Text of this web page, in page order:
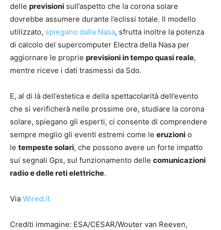
delle previsioni sull’aspetto che la corona solare
dovrebbe assumere durante l’eclissi totale. Il modello
utilizzato, spiegano dalla Nasa, sfrutta inoltre la potenza
di calcolo del supercomputer Electra della Nasa per
aggiornare le proprie previsioni in tempo quasi reale,
mentre riceve i dati trasmessi da Sdo.
E, al di là dell’estetica e della spettacolarità dell’evento
che si verificherà nelle prossime ore, studiare la corona
solare, spiegano gli esperti, ci consente di comprendere
sempre meglio gli eventi estremi come le eruzioni o
le tempeste solari, che possono avere un forte impatto
sui segnali Gps, sul funzionamento delle comunicazioni
radio e delle reti elettriche.
Via Wired.it
Crediti immagine: ESA/CESAR/Wouter van Reeven,